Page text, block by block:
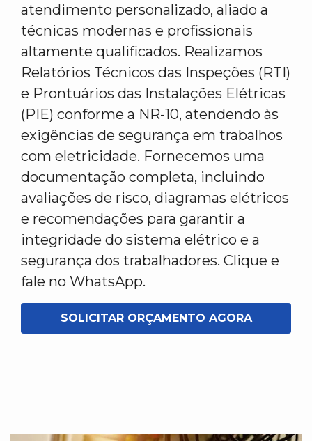
atendimento personalizado, aliado a
técnicas modernas e profissionais
altamente qualificados. Realizamos
Relatórios Técnicos das Inspeções (RTI)
e Prontuários das Instalações Elétricas
(PIE) conforme a NR-10, atendendo às
exigências de segurança em trabalhos
com eletricidade. Fornecemos uma
documentação completa, incluindo
avaliações de risco, diagramas elétricos
e recomendações para garantir a
integridade do sistema elétrico e a
segurança dos trabalhadores. Clique e
fale no WhatsApp.
SOLICITAR ORÇAMENTO AGORA